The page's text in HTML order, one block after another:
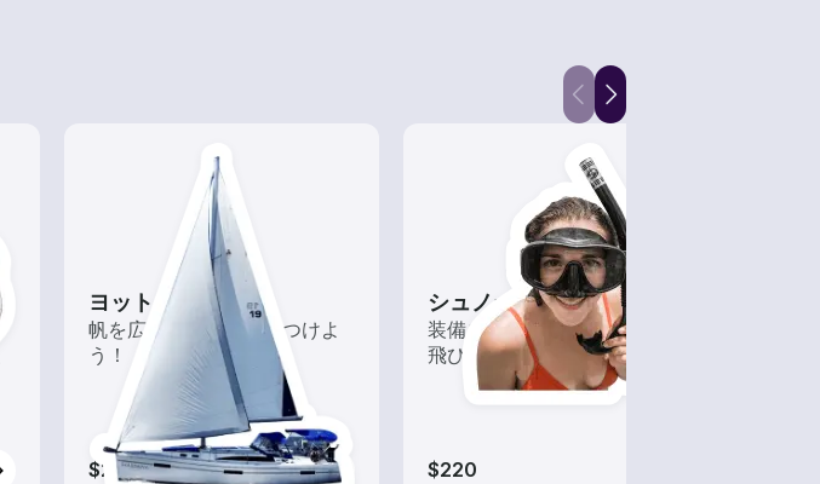
ヨット
帆を広げて風を味方につけよ
う！
$200-$245
シュノーケリング
装備を整えてボートから水に
飛び込もう！
$220